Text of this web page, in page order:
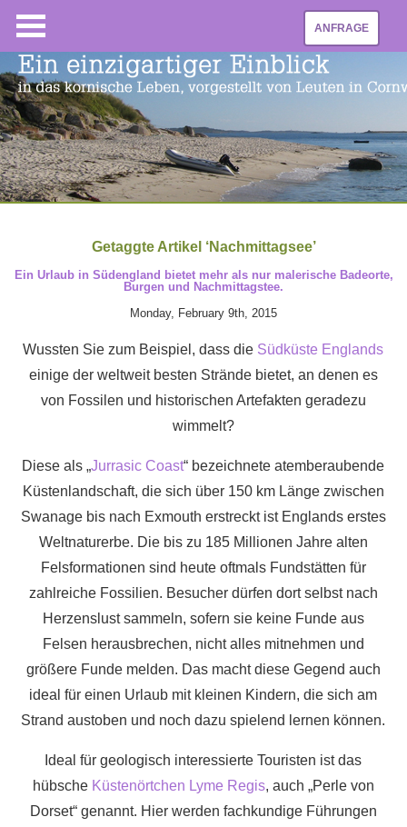
ANFRAGE
Getaggte Artikel ‘Nachmittagsee’
Ein Urlaub in Südengland bietet mehr als nur malerische Badeorte,
Burgen und Nachmittagstee.
Monday, February 9th, 2015
Wussten Sie zum Beispiel, dass die Südküste Englands
einige der weltweit besten Strände bietet, an denen es
von Fossilen und historischen Artefakten geradezu
wimmelt?
Diese als „Jurrasic Coast“ bezeichnete atemberaubende
Küstenlandschaft, die sich über 150 km Länge zwischen
Swanage bis nach Exmouth erstreckt ist Englands erstes
Weltnaturerbe. Die bis zu 185 Millionen Jahre alten
Felsformationen sind heute oftmals Fundstätten für
zahlreiche Fossilien. Besucher dürfen dort selbst nach
Herzenslust sammeln, sofern sie keine Funde aus
Felsen herausbrechen, nicht alles mitnehmen und
größere Funde melden. Das macht diese Gegend auch
ideal für einen Urlaub mit kleinen Kindern, die sich am
Strand austoben und noch dazu spielend lernen können.
Ideal für geologisch interessierte Touristen ist das
hübsche Küstenörtchen Lyme Regis, auch „Perle von
Dorset“ genannt. Hier werden fachkundige Führungen